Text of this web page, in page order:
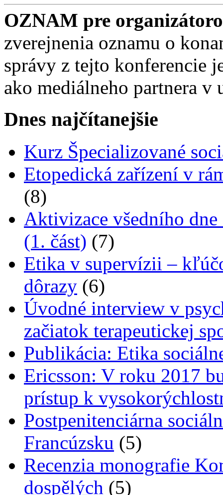
OZNAM pre
zverejnenia oznamu o
správy z tejto konferencie
ako mediálneho partnera v
Dnes najčítanejšie
Kurz Špecializované
Etopedická zařízení v
(8)
Aktivizace všedního
(1. část) (7)
Etika v supervízii –
dôrazy (6)
Úvodné interview v
začiatok terapeutickej
Publikácia: Etika
Ericsson: V roku 2017
prístup k
Postpenitenciárna
Francúzsku (5)
Recenzia monografie
dospělých (5)